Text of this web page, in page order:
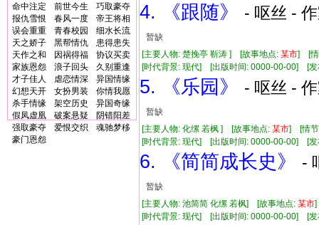
命中注定
前世今生
巧取豪夺
报仇雪恨
春风一度
帝王将相
误会重重
青春校园
细水长流
天之娇子
黑帮情仇
患得患失
天作之和
因祸得福
协议买卖
家族恩怨
浪子回头
久别重逢
才子佳人
虐恋情深
异国情缘
幻想天开
女扮男装
你情我愿
杀手情缘
架空历史
异国奇缘
假凤虚凰
破案悬疑
阴错阳差
强取豪夺
爱恨交织
魂驰梦移
豪门恩怨
4. 《跟随》 - 呕丝 -
暂缺
[主要人物: 楚挽亭 靳涛 ] [故事地点: 某市] [情
[时代背景: 现代] [出版时间: 0000-00-00] [
5. 《乐园》 - 呕丝 -
暂缺
[主要人物: 化缧 若枫 ] [故事地点: 某市] [情
[时代背景: 现代] [出版时间: 0000-00-00] [
6. 《简简成长史》 -
暂缺
[主要人物: 池简简 化缧 若枫] [故事地点: 某市
[时代背景: 现代] [出版时间: 0000-00-00] [